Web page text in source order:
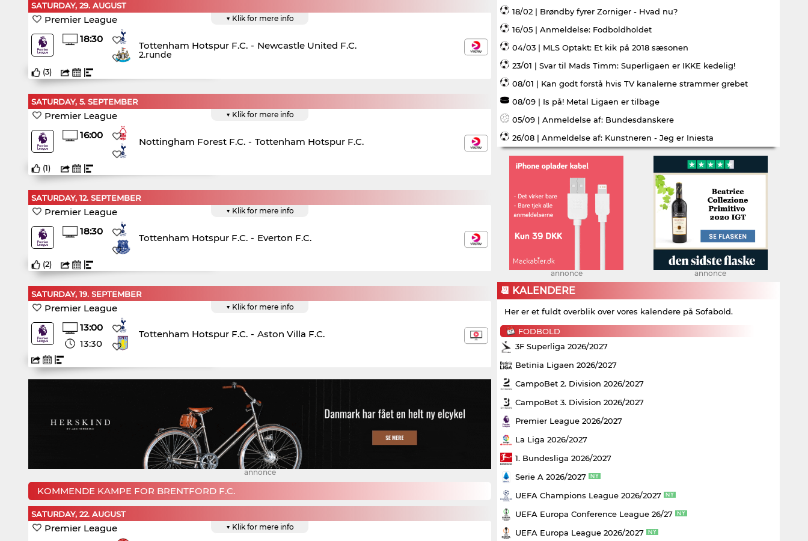
SATURDAY, 29. AUGUST
▼ Klik for mere info
Premier League
18:30
Tottenham Hotspur F.C. - Newcastle United F.C.
2.runde
(3)
SATURDAY, 5. SEPTEMBER
▼ Klik for mere info
Premier League
16:00
Nottingham Forest F.C. - Tottenham Hotspur F.C.
(1)
SATURDAY, 12. SEPTEMBER
▼ Klik for mere info
Premier League
18:30
Tottenham Hotspur F.C. - Everton F.C.
(2)
SATURDAY, 19. SEPTEMBER
▼ Klik for mere info
Premier League
13:00
13:30
Tottenham Hotspur F.C. - Aston Villa F.C.
annonce
KOMMENDE KAMPE FOR BRENTFORD F.C.
SATURDAY, 22. AUGUST
▼ Klik for mere info
Premier League
18/02 | Brøndby fyrer Zorniger - Hvad nu?
16/05 | Anmeldelse: Fodboldholdet
04/03 | MLS Optakt: Et kik på 2018 sæsonen
23/01 | Svar til Mads Timm: Superligaen er IKKE kedelig!
08/01 | Kan godt forstå hvis TV kanalerne strammer grebet
08/09 | Is på! Metal Ligaen er tilbage
05/09 | Anmeldelse af: Bundesdanskere
26/08 | Anmeldelse af: Kunstneren - Jeg er Iniesta
annonce annonce
📆 KALENDERE
Her er et fuldt overblik over vores kalendere på Sofabold.
FODBOLD
3F Superliga 2026/2027
Betinia Ligaen 2026/2027
CampoBet 2. Division 2026/2027
CampoBet 3. Division 2026/2027
Premier League 2026/2027
La Liga 2026/2027
1. Bundesliga 2026/2027
Serie A 2026/2027
UEFA Champions League 2026/2027
UEFA Europa Conference League 26/27
UEFA Europa League 2026/2027